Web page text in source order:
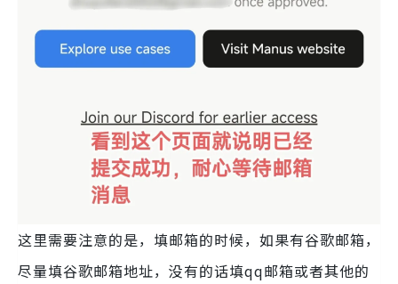
这里需要注意的是，填邮箱的时候，如果有谷歌邮箱，
尽量填谷歌邮箱地址，没有的话填qq邮箱或者其他的